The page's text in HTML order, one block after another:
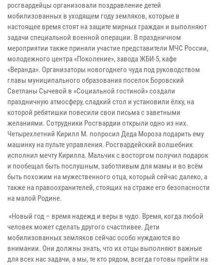
росгвардейцы организовали поздравление детей
мобилизованных в уходящем году земляков, которые в
настоящее время стоят на защите мирных граждан и выполняют
задачи специальной военной операции. В праздничном
мероприятии также приняли участие представители МЧС России,
молодежного центра «Поколение», завода ЖБИ-5, кафе
«Веранда». Организаторы новогоднего чуда под руководством
главы муниципального образования поселок Боровский
Светланы Сычевой в «Социальной гостиной» создали
праздничную атмосферу, сладкий стол и установили ёлку, на
которой ребятишки повесили свои письма с заветными
желаниями. Сотрудники Росгвардии открыли одно из них.
Четырехлетний Кирилл М. попросил Деда Мороза подарить ему
машинку на пульте управления. Росгвардейский волшебник
исполнил мечту Кирилла. Мальчик с восторгом получил подарок
и пообещал быть послушным, заботливым для мамы и во всём
быть похожим на мужественного отца, который сейчас далеко, а
также на правоохранителей, стоящих на страже его безопасности
на малой Родине.
«Новый год – время надежд и веры в чудо. Время, когда любой
человек может сделать другого счастливее. Дети
мобилизованных земляков сейчас особо нуждаются во
внимании. Они должны знать, что их отцы выполняют важные
для всех нас задачи, а мы, те кто рядом, всегда готовы прийти на